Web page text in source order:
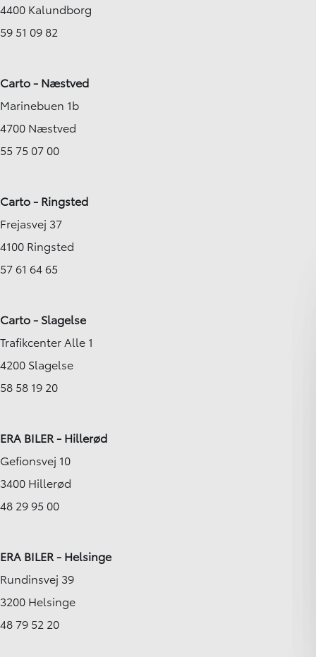
4400 Kalundborg
59 51 09 82
Carto - Næstved
Marinebuen 1b
4700 Næstved
55 75 07 00
Carto - Ringsted
Frejasvej 37
4100 Ringsted
57 61 64 65
Carto - Slagelse
Trafikcenter Alle 1
4200 Slagelse
58 58 19 20
ERA BILER - Hillerød
Gefionsvej 10
3400 Hillerød
48 29 95 00
ERA BILER - Helsinge
Rundinsvej 39
3200 Helsinge
48 79 52 20